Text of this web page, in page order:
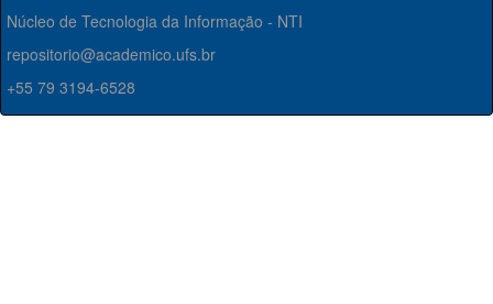
Núcleo de Tecnologia da Informação - NTI
repositorio@academico.ufs.br
+55 79 3194-6528